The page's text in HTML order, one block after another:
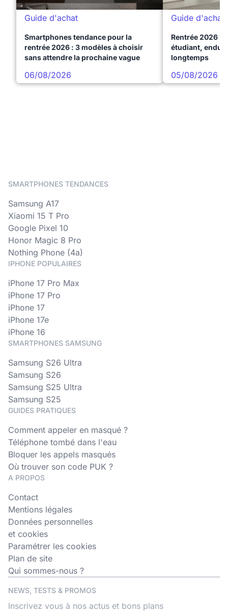
Guide d'achat
Smartphones tendance pour la
rentrée 2026 : 3 modèles à choisir
sans attendre la prochaine vague
06/08/2026
Guide d'achat
Rentrée 2026 :
étudiant,
longtemps
05/08/2026
SMARTPHONES TENDANCES
Samsung A17
Xiaomi 15 T Pro
Google Pixel 10
Honor Magic 8 Pro
Nothing Phone (4a)
IPHONE POPULAIRES
iPhone 17 Pro Max
iPhone 17 Pro
iPhone 17
iPhone 17e
iPhone 16
SMARTPHONES SAMSUNG
Samsung S26 Ultra
Samsung S26
Samsung S25 Ultra
Samsung S25
GUIDES PRATIQUES
Comment appeler en masqué ?
Téléphone tombé dans l'eau
Bloquer les appels masqués
Où trouver son code PUK ?
A PROPOS
Contact
Mentions légales
Données personnelles
et cookies
Paramétrer les cookies
Plan de site
Qui sommes-nous ?
NEWS, TESTS & PROMOS
Inscrivez vous à nos actus et bons plans